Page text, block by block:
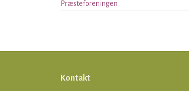
Præsteforeningen
Kontakt